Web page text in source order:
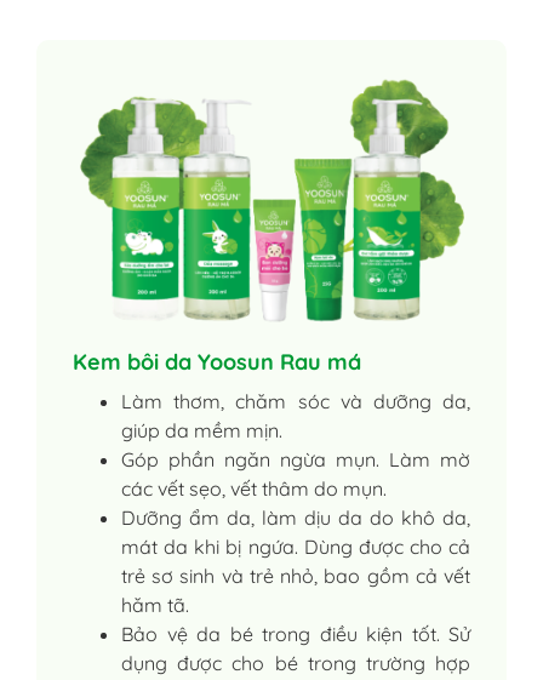
Kem bôi da Yoosun Rau má
Làm thơm, chăm sóc và dưỡng da,
giúp da mềm mịn.
Góp phần ngăn ngừa mụn. Làm mờ
các vết sẹo, vết thâm do mụn.
Dưỡng ẩm da, làm dịu da do khô da,
mát da khi bị ngứa. Dùng được cho cả
trẻ sơ sinh và trẻ nhỏ, bao gồm cả vết
hăm tã.
Bảo vệ da bé trong điều kiện tốt. Sử
dụng được cho bé trong trường hợp